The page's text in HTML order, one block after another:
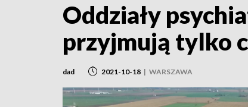
Oddziały
przyjmują tylko
dad 2021-10-18 | WARSZAWA